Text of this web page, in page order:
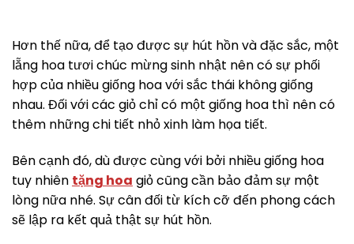
Hơn thế nữa, để tạo được sự hút hồn và đặc sắc, một
lẵng hoa tươi chúc mừng sinh nhật nên có sự phối
hợp của nhiều giống hoa với sắc thái không giống
nhau. Đối với các giỏ chỉ có một giống hoa thì nên có
thêm những chi tiết nhỏ xinh làm họa tiết.
Bên cạnh đó, dù được cùng với bởi nhiều giống hoa
tuy nhiên tặng hoa giỏ cũng cần bảo đảm sự một
lòng nữa nhé. Sự cân đối từ kích cỡ đến phong cách
sẽ lập ra kết quả thật sự hút hồn.